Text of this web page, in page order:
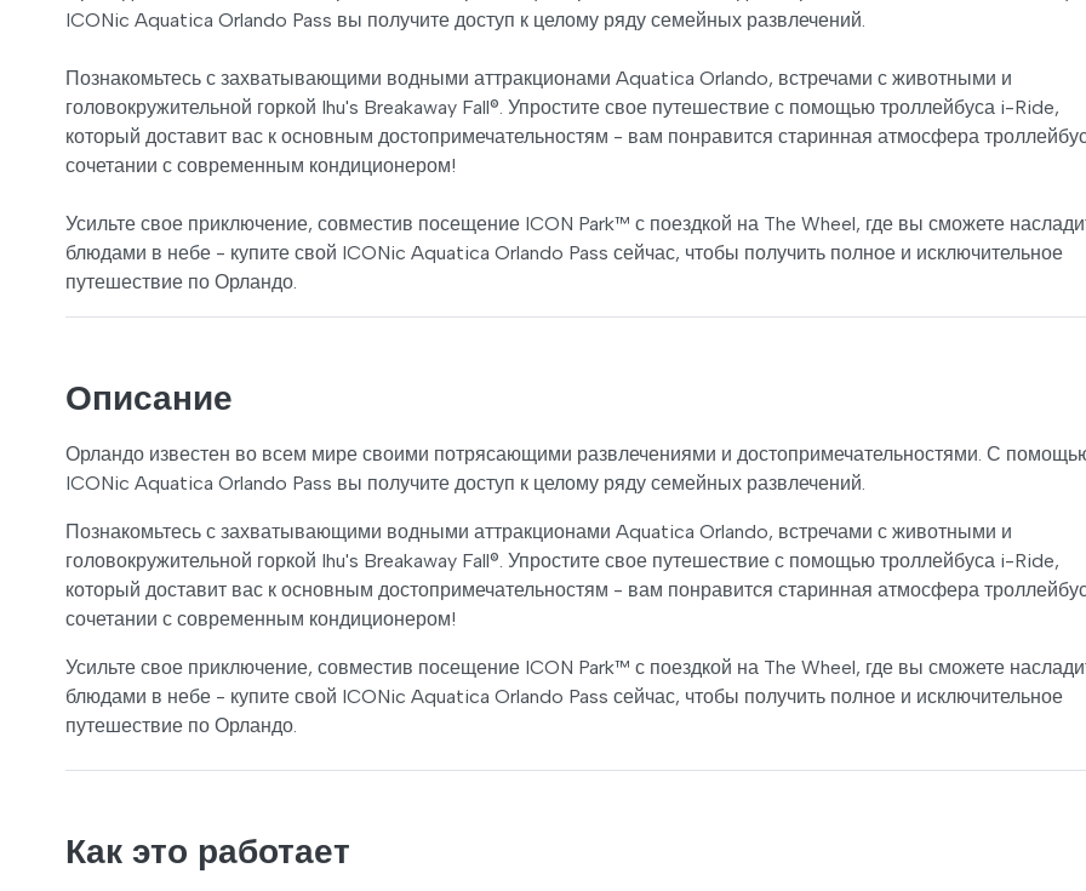
ICONic Aquatica Orlando Pass вы получите доступ к целому ряду семейных развлечений.
Познакомьтесь с захватывающими водными аттракционами Aquatica Orlando, встречами с животными и
головокружительной горкой Ihu's Breakaway Fall®. Упростите свое путешествие с помощью троллейбуса i-Ride,
который доставит вас к основным достопримечательностям - вам понравится старинная атмосфера
сочетании с современным кондиционером!
Усильте свое приключение, совместив посещение ICON Park™ с поездкой на The Wheel, где вы сможете
блюдами в небе - купите свой ICONic Aquatica Orlando Pass сейчас, чтобы получить полное и исключительное
путешествие по Орландо.
Описание
Орландо известен во всем мире своими потрясающими развлечениями и достопримечательностями. С
ICONic Aquatica Orlando Pass вы получите доступ к целому ряду семейных развлечений.
Познакомьтесь с захватывающими водными аттракционами Aquatica Orlando, встречами с животными и
головокружительной горкой Ihu's Breakaway Fall®. Упростите свое путешествие с помощью троллейбуса i-Ride,
который доставит вас к основным достопримечательностям - вам понравится старинная атмосфера
сочетании с современным кондиционером!
Усильте свое приключение, совместив посещение ICON Park™ с поездкой на The Wheel, где вы сможете
блюдами в небе - купите свой ICONic Aquatica Orlando Pass сейчас, чтобы получить полное и исключительное
путешествие по Орландо.
Как это работает